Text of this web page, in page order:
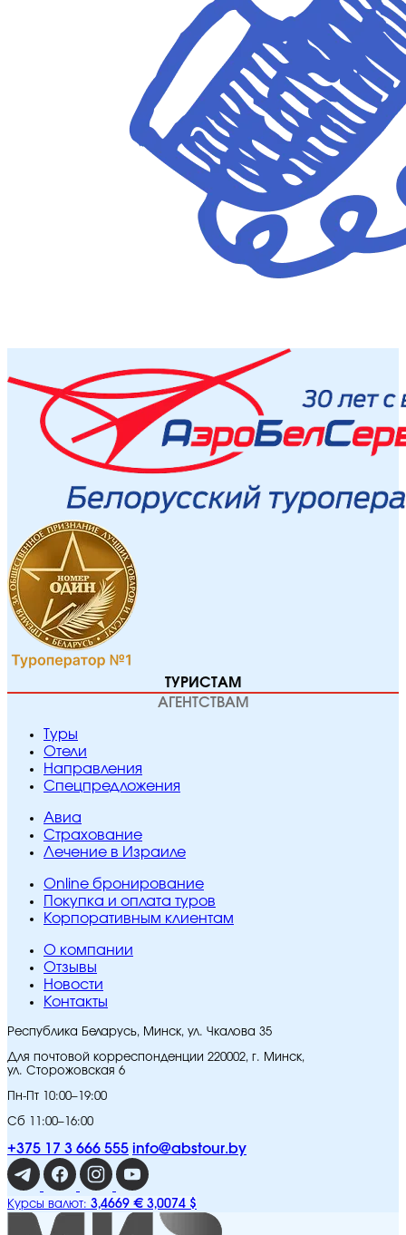
ТУРИСТАМ
АГЕНТСТВАМ
Туры
Отели
Направления
Спецпредложения
Авиа
Страхование
Лечение в Израиле
Online бронирование
Покупка и оплата туров
Корпоративным клиентам
O компании
Отзывы
Новости
Контакты
Республика Беларусь, Минск, ул. Чкалова 35
Для почтовой корреспонденции 220002, г. Минск,
ул. Сторожовская 6
Пн-Пт 10:00–19:00
Сб 11:00–16:00
+375 17 3 666 555 info@abstour.by
Курсы валют: 3,4669 € 3,0074 $